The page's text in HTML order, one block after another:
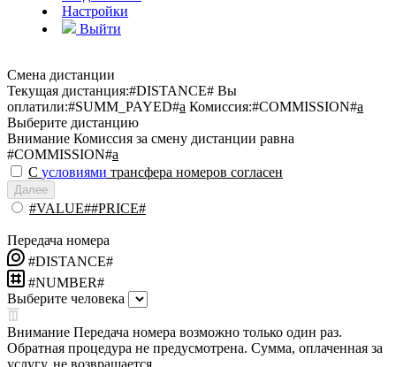
Настройки
Выйти
Смена дистанции
Текущая дистанция:#DISTANCE# Вы
оплатили:#SUMM_PAYED#a Комиссия:#COMMISSION#a
Выберите дистанцию
Внимание Комиссия за смену дистанции равна
#COMMISSION#a
С условиями трансфера номеров согласен
Далее
#VALUE##PRICE#
Передача номера
#DISTANCE#
#NUMBER#
Выберите человека
Внимание Передача номера возможно только один раз.
Обратная процедура не предусмотрена. Сумма, оплаченная за
услугу, не возвращается.